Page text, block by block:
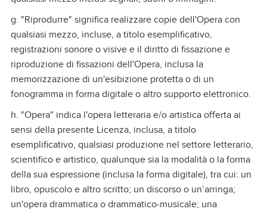
g. "Riprodurre" significa realizzare copie dell'Opera con
qualsiasi mezzo, incluse, a titolo esemplificativo,
registrazioni sonore o visive e il diritto di fissazione e
riproduzione di fissazioni dell'Opera, inclusa la
memorizzazione di un'esibizione protetta o di un
fonogramma in forma digitale o altro supporto elettronico.
h. "Opera" indica l'opera letteraria e/o artistica offerta ai
sensi della presente Licenza, inclusa, a titolo
esemplificativo, qualsiasi produzione nel settore letterario,
scientifico e artistico, qualunque sia la modalità o la forma
della sua espressione (inclusa la forma digitale), tra cui: un
libro, opuscolo e altro scritto; un discorso o un’arringa;
un'opera drammatica o drammatico‑musicale; una